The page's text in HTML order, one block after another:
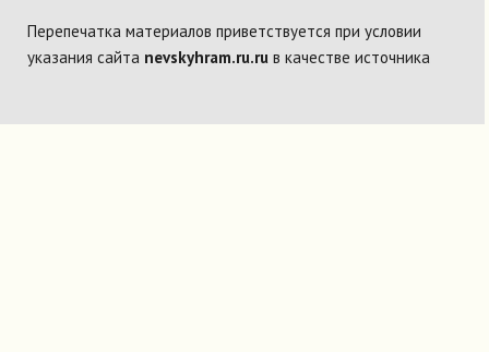
Перепечатка материалов приветствуется при условии
указания сайта nevskyhram.ru.ru в качестве источника